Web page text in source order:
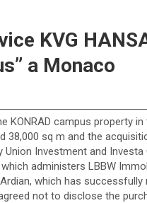
KVG
a Monaco
KONRAD campus property
sq m and the
Investment and Investa
administers LBBW
which has
not to disclose the